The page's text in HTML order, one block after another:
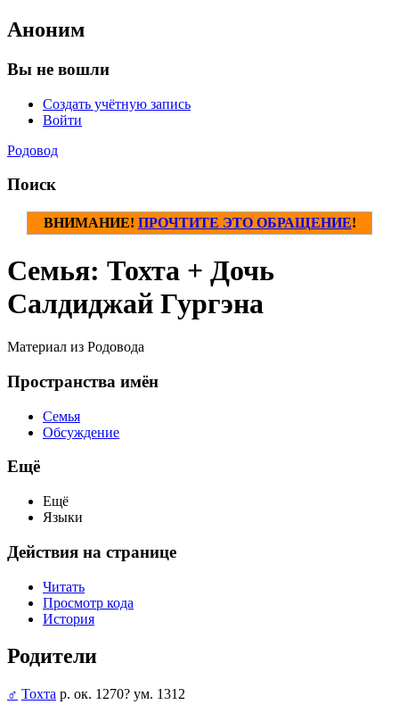
Аноним
Вы не вошли
Создать учётную запись
Войти
Родовод
Поиск
ВНИМАНИЕ! ПРОЧТИТЕ ЭТО ОБРАЩЕНИЕ!
Семья: Тохта + Дочь
Салдиджай Гургэна
Материал из Родовода
Пространства имён
Семья
Обсуждение
Ещё
Ещё
Языки
Действия на странице
Читать
Просмотр кода
История
Родители
♂ Тохта р. ок. 1270? ум. 1312